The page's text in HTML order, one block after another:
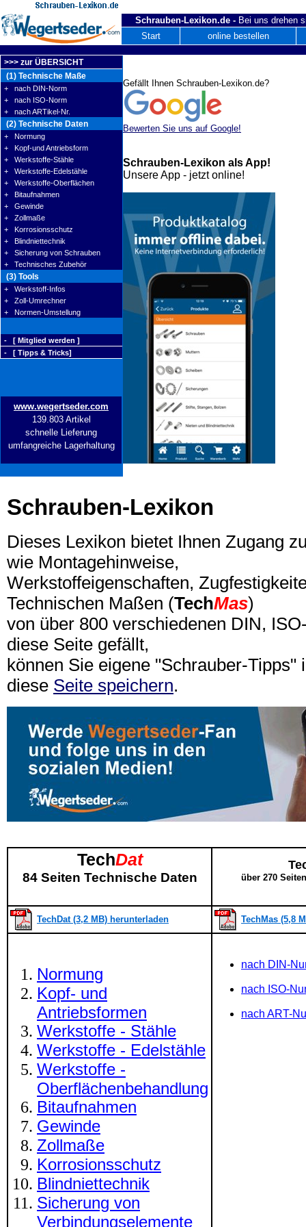
Schrauben-Lexikon.de - Bei uns drehen
Start
online bestellen
>>> zur ÜBERSICHT
(1) Technische Maße
+ nach DIN-Norm
+ nach ISO-Norm
+ nach ARTikel-Nr.
(2) Technische Daten
+ Normung
+ Kopf-und Antriebsform
+ Werkstoffe-Stähle
+ Werkstoffe-Edelstähle
+ Werkstoffe-Oberflächen
+ Bitaufnahmen
+ Gewinde
+ Zollmaße
+ Korrosionsschutz
+ Blindniettechnik
+ Sicherung von Schrauben
+ Technisches Zubehör
(3) Tools
+ Werkstoff-Infos
+ Zoll-Umrechner
+ Normen-Umstellung
- [ Mitglied werden ]
- [ Tipps & Tricks]
www.wegertseder.com
139.803 Artikel
schnelle Lieferung
umfangreiche Lagerhaltung
Schrauben-Lexikon
Dieses Lexikon bietet Ihnen Zugang
wie Montagehinweise,
Werkstoffeigenschaften,
Technischen Maßen (TechMas)
von über 800 verschiedenen DIN,
diese Seite gefällt,
können Sie eigene "Schrauber-Tipps"
diese Seite speichern.
TechDat
84 Seiten Technische Daten über 270
TechDat (3,2 MB) herunterladen TechMas (5,8
Normung
Kopf- und
Antriebsformen
Werkstoffe - Stähle
Werkstoffe - Edelstähle
Werkstoffe -
Oberflächenbehandlung
Bitaufnahmen
Gewinde
Zollmaße
Korrosionsschutz
Blindniettechnik
Sicherung von
Verbindungselemente
nach DIN-
nach ISO-
nach ART-
Gefällt Ihnen Schrauben-Lexikon.de?
Bewerten Sie uns auf Google!
Schrauben-Lexikon als App!
Unsere App - jetzt online!